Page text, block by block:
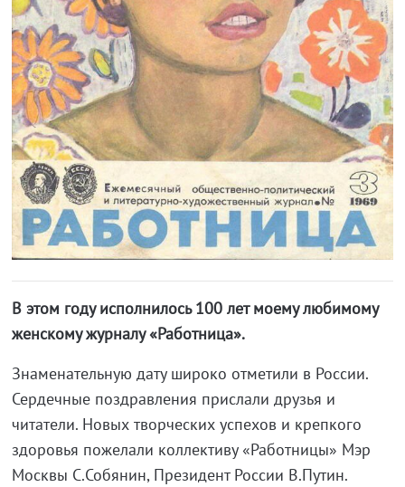
В этом году исполнилось 100 лет моему любимому
женскому журналу «Работница».
Знаменательную дату широко отметили в России.
Сердечные поздравления прислали друзья и
читатели. Новых творческих успехов и крепкого
здоровья пожелали коллективу «Работницы» Мэр
Москвы С.Собянин, Президент России В.Путин.